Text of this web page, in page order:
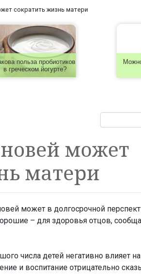
сократить жизнь матери
польза пробиотиков
в греческом йогурте?
может
матери
может в долгосрочной
– для здоровья отцов,
числа детей негативно влияет
и воспитание отрицательно